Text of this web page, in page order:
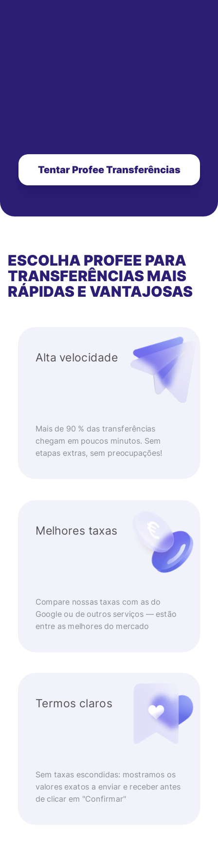
Tentar Profee Transferências
ESCOLHA PROFEE PARA
TRANSFERÊNCIAS MAIS
RÁPIDAS E VANTAJOSAS
Alta velocidade
Mais de 90 % das transferências
chegam em poucos minutos. Sem
etapas extras, sem preocupações!
Melhores taxas
Compare nossas taxas com as do
Google ou de outros serviços — estão
entre as melhores do mercado
Termos claros
Sem taxas escondidas: mostramos os
valores exatos a enviar e receber antes
de clicar em "Confirmar"